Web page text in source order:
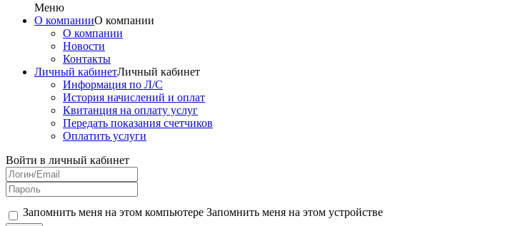
Меню
О компанииО компании
О компании
Новости
Контакты
Личный кабинетЛичный кабинет
Информация по Л/С
История начислений и оплат
Квитанция на оплату услуг
Передать показания счетчиков
Оплатить услуги
Войти в личный кабинет
Запомнить меня на этом компьютере Запомнить меня на этом устройстве